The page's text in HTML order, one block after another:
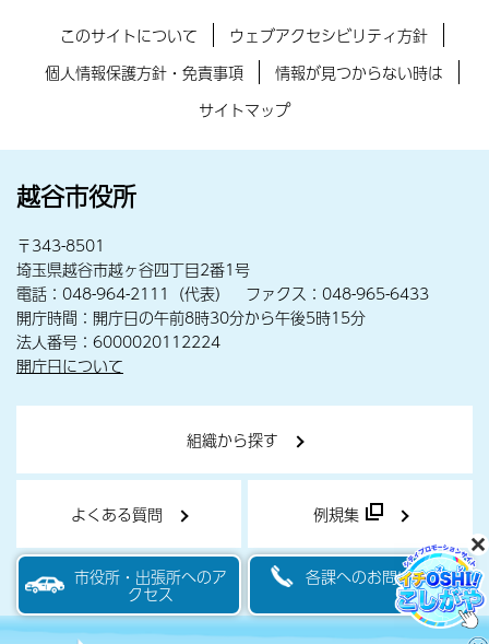
このサイトについて
ウェブアクセシビリティ方針
個人情報保護方針・免責事項
情報が見つからない時は
サイトマップ
越谷市役所
〒343-8501
埼玉県越谷市越ヶ谷四丁目2番1号
電話：048-964-2111（代表） ファクス：048-965-6433
開庁時間：開庁日の午前8時30分から午後5時15分
法人番号：6000020112224
開庁日について
組織から探す
よくある質問 例規集
市役所・出張所へのア
クセス
各課へのお問い合わせ